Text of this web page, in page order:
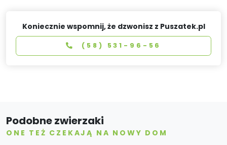
Koniecznie wspomnij, że dzwonisz z Puszatek.pl
(58) 531-96-56
Podobne zwierzaki
ONE TEŻ CZEKAJĄ NA NOWY DOM